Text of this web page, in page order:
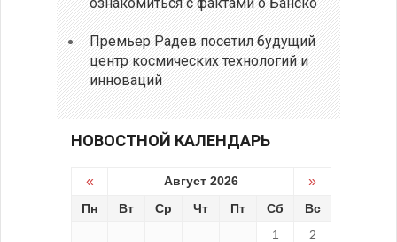
Премьер Радев посетил будущий
центр космических технологий и
инноваций
НОВОСТНОЙ КАЛЕНДАРЬ
« Август 2026 »
Пн Вт Ср Чт Пт Сб
Вс
1
2